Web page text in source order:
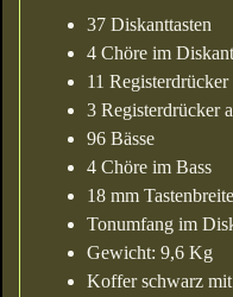
37 Diskanttasten
4 Chöre im Diskant
11
3 Registerdrücker
96 Bässe
4 Chöre im Bass
18 mm Tastenbreite
Tonumfang im
Gewicht: 9,6 Kg
Koffer schwarz